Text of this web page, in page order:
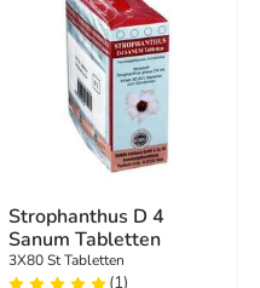
Strophanthus D 4
Sanum Tabletten
3X80 St Tabletten
(1)